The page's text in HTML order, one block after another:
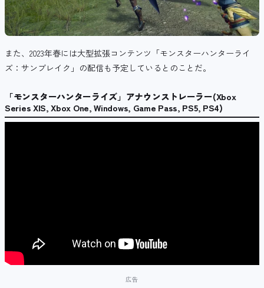
また、2023年春には大型拡張コンテンツ「モンスターハンターライ
ズ：サンブレイク」の配信も予定しているとのことだ。
「モンスターハンターライズ」アナウンストレーラー(Xbox
Series X|S, Xbox One, Windows, Game Pass, PS5, PS4)